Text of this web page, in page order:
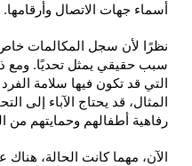
أسماء جهات الاتصال وأرقامها.
نظرًا لأن سجل المكالمات
سبب حقيقي يمثل تحديًا. ومع
التي قد تكون فيها سلامة
المثال، قد يحتاج الآباء إلى
رفاهية أطفالهم وحمايتهم من
الآن، مهما كانت الحالة،